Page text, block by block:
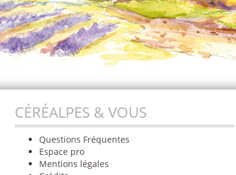
CÉRÉALPES & VOUS
Questions Fréquentes
Espace pro
Mentions légales